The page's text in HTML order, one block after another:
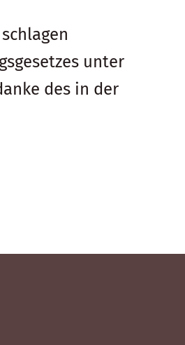
unter
des in der